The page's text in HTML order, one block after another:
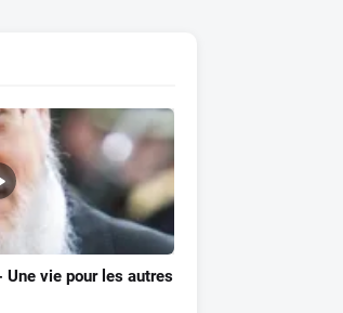
vie pour les autres